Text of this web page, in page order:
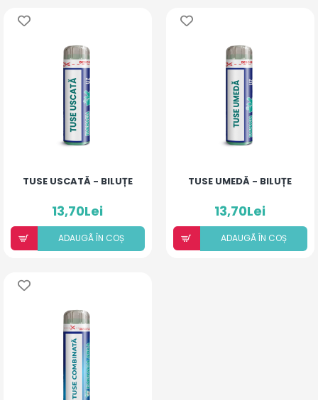
TUSE USCATĂ - BILUȚE
13,70Lei
ADAUGÃ ÎN COȘ
TUSE UMEDĂ - BILUȚE
13,70Lei
ADAUGÃ ÎN COȘ